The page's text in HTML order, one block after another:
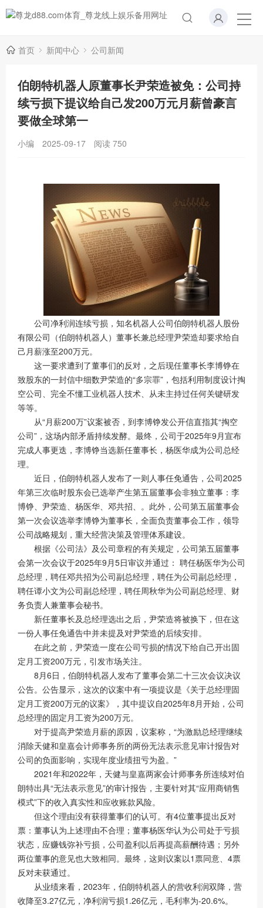
首页 新闻中心 公司新闻
伯朗特机器人原董事长尹荣造被免：公司持
续亏损下提议给自己发200万元月薪曾豪言
要做全球第一
小编 2025-09-17 阅读 750
公司净利润连续亏损，知名机器人公司伯朗特机器人股份
有限公司（伯朗特机器人）董事长兼总经理尹荣造却要求给自
己月薪涨至200万元。
这一要求遭到了董事们的反对，之后现任董事长李博铮在
致股东的一封信中细数尹荣造的“多宗罪”，包括利用制度设计掏
空公司、完全不懂工业机器人技术、从未主持过任何关键研发
等等。
从“月薪200万”议案被否，到李博铮发公开信直指其“掏空
公司”，这场内部矛盾持续发酵。最终，公司于2025年9月宣布
完成人事更迭，李博铮当选新任董事长，杨医华成为公司总经
理。
近日，伯朗特机器人发布了一则人事任免通告，公司2025
年第三次临时股东会已选举产生第五届董事会非独立董事：李
博铮、尹荣造、杨医华、邓共招、。此外，公司第五届董事会
第一次会议选举李博铮为董事长，全面负责董事会工作，领导
公司战略规划，重大经营决策及管理体系建设。
根据《公司法》及公司章程的有关规定，公司第五届董事
会第一次会议于2025年9月5日审议并通过： 聘任杨医华为公司
总经理，聘任邓共招为公司副总经理，聘任为公司副总经理，
聘任谭小文为公司副总经理，聘任周秋华为公司副总经理、财
务负责人兼董事会秘书。
新任董事长及总经理选出之后，尹荣造将被换下，但在这
一份人事任免通告中并未提及对尹荣造的后续安排。
在此之前，尹荣造一度在公司亏损的情况下给自己开出固
定月工资200万元，引发市场关注。
8月6日，伯朗特机器人发布了董事会第二十三次会议决议
公告。公告显示，这次的议案中有一项提议是《关于总经理固
定月工资200万元的议案》，其中提议自2025年8月开始，公司
总经理的固定月工资为200万元。
对于提高尹荣造月薪的原因，议案称，“为激励总经理继续
消除天健和皇嘉会计师事务所的两份无法表示意见审计报告对
公司的负面影响，实现年度业绩扭亏为盈。”
2021年和2022年，天健与皇嘉两家会计师事务所连续对伯
朗特出具“无法表示意见”的审计报告，主要针对其“应用商销售
模式”下的收入真实性和应收账款风险。
但这个理由没有获得董事们的认可。有4位董事提出反对
票：董事认为上述理由不合理；董事杨医华认为公司处于亏损
状态，应赚钱弥补亏损，公司盈利以后再提高薪酬待遇；另外
两位董事的意见也大致相同。最终，这则议案以1票同意、4票
反对未获通过。
从业绩来看，2023年，伯朗特机器人的营收利润双降，营
收降至3.27亿元，净利润亏损1.26亿元，毛利率为-20.6%。